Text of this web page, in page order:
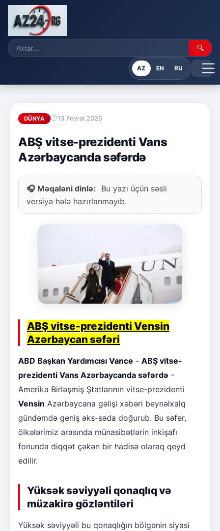
🔍
AZ EN RU
DÜNYA 13.Fevral.2026
ABŞ vitse-prezidenti Vans
Azərbaycanda səfərdə
🎧 Məqaləni dinlə:
Bu yazı üçün səsli
versiya hələ hazırlanmayıb.
ABŞ vitse-prezidenti Vensin
Azərbaycan səfəri
ABD Başkan Yardımcısı Vance - ABŞ vitse-
prezidenti Vans Azərbaycanda səfərdə -
Amerika Birləşmiş Ştatlarının vitse-prezidenti
Vensin Azərbaycana gəlişi xəbəri beynəlxalq
gündəmdə geniş əks-səda doğurub. Bu səfər,
ölkələrimiz arasında münasibətlərin inkişafı
fonunda diqqət çəkən bir hadisə olaraq qeyd
edilir.
Yüksək səviyyəli qonaqlıq və
müzakirə gözləntiləri
Yüksək səviyyəli bu qonaqlığın bölgənin siyasi